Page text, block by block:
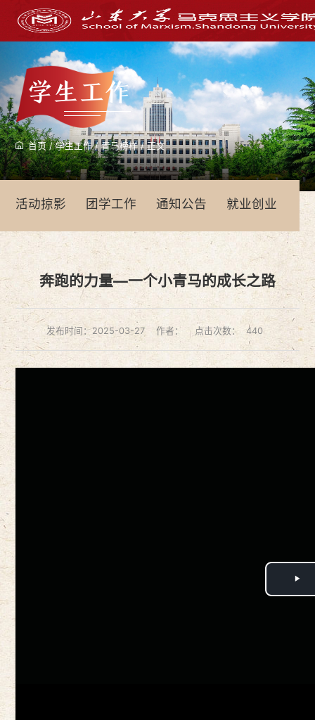
学生工作
首页/学生工作/青马榜样 /正文
活动掠影 团学工作 通知公告 就业创业
奔跑的力量—一个小青马的成长之路
发布时间：2025-03-27 作者： 点击次数： 440
Play